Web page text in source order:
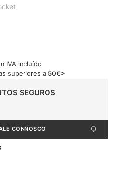
IVA incluído
superiores a 50€>
SEGUROS
CONNOSCO